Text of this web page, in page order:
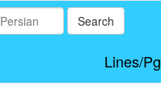
Search
Lines/Pg